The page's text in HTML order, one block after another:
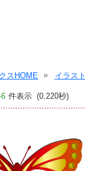
スHOME イラス
6 件表示 (0.220秒)